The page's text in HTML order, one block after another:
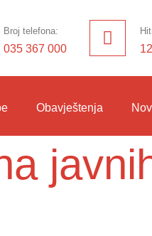
Broj telefona:
035 367 000
Obavještenja